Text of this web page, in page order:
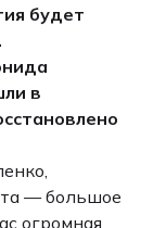
будет
в
— большое
огромная